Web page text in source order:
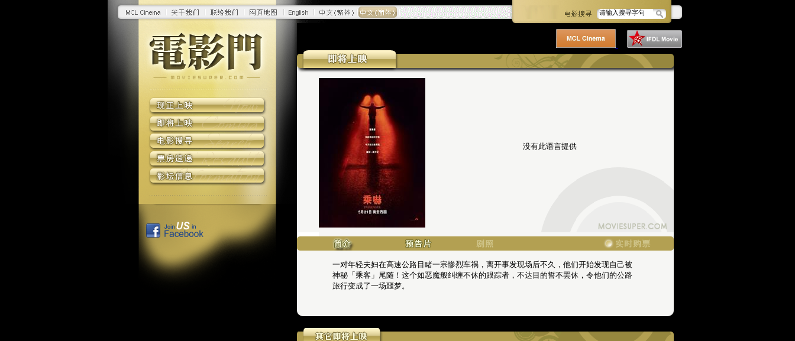
没有此语言提供
一对年轻夫妇在高速公路目睹一宗惨烈车祸，离开事发现场后不久，他们开始发现自己被
神秘「乘客」尾随！这个如恶魔般纠缠不休的跟踪者，不达目的誓不罢休，令他们的公路
旅行变成了一场噩梦。